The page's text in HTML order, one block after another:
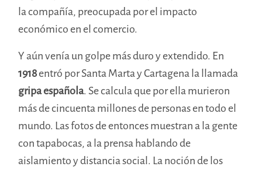
la compañía, preocupada por el impacto
económico en el comercio.
Y aún venía un golpe más duro y extendido. En
1918entró por Santa Marta y Cartagena la llamada
gripa española. Se calcula que por ella murieron
más de cincuenta millones de personas en todo el
mundo. Las fotos de entonces muestran a la gente
con tapabocas, a la prensa hablando de
aislamiento y distancia social. La noción de los